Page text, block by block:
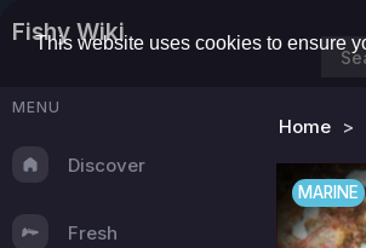
This website uses cookies to ensure
Fishy Wiki
MENU
Discover
Fresh
Home
MARINE